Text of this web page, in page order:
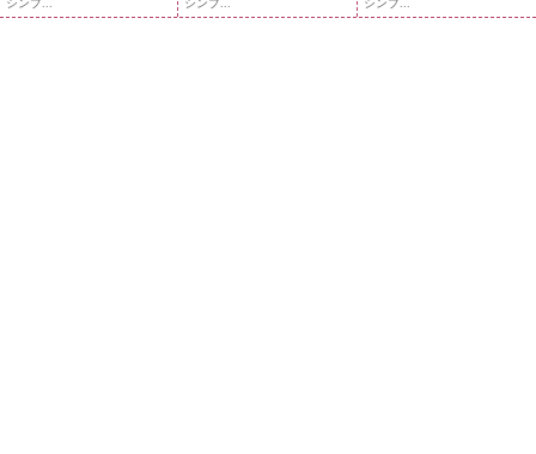
シンプ...
シンプ...
シンプ...